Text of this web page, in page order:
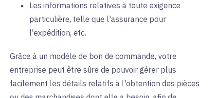
Les informations relatives à toute exigence
particulière, telle que l'assurance pour
l'expédition, etc.
Grâce à un modèle de bon de commande, votre
entreprise peut être sûre de pouvoir gérer plus
facilement les détails relatifs à l'obtention des pièces